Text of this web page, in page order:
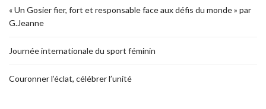
« Un Gosier fier, fort et responsable face aux défis du monde » par
G.Jeanne
Journée internationale du sport féminin
Couronner l’éclat, célébrer l’unité